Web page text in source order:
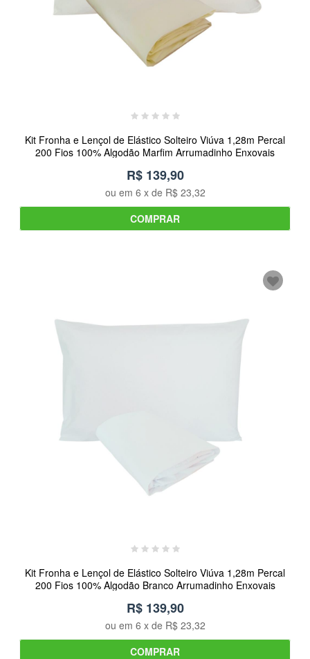
Kit Fronha e Lençol de Elástico Solteiro Viúva 1,28m Percal
200 Fios 100% Algodão Marfim Arrumadinho Enxovais
R$ 139,90
ou em 6 x de R$ 23,32
COMPRAR
Kit Fronha e Lençol de Elástico Solteiro Viúva 1,28m Percal
200 Fios 100% Algodão Branco Arrumadinho Enxovais
R$ 139,90
ou em 6 x de R$ 23,32
COMPRAR